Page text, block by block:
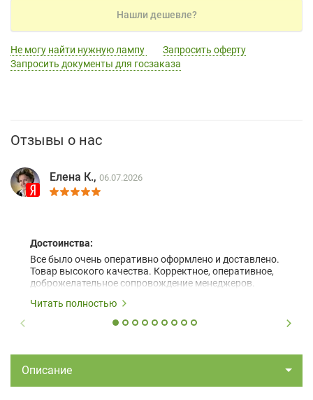
Нашли дешевле?
Не могу найти нужную лампу
Запросить оферту
Запросить документы для госзаказа
Отзывы о нас
Елена К., 06.07.2026
Достоинства:
Все было очень оперативно оформлено и доставлено.
Товар высокого качества. Корректное, оперативное,
доброжелательное сопровождение менеджеров.
Читать полностью
Описание